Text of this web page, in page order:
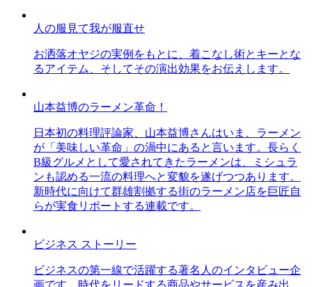
人の服見て我が服直せ
お洒落オヤジの実例をもとに、着こなし術とキーとな
るアイテム、そしてその演出効果をお伝えします。
山本益博のラーメン革命！
日本初の料理評論家、山本益博さんはいま、ラーメン
が「美味しい革命」の渦中にあると言います。長らく
B級グルメとして愛されてきたラーメンは、ミシュラ
ンも認める一流の料理へと変貌を遂げつつあります。
新時代に向けて群雄割拠する街のラーメン店を巨匠自
らが実食リポートする連載です。
ビジネス ストーリー
ビジネスの第一線で活躍する著名人のインタビュー企
画です。時代をリードする商品やサービスを産み出